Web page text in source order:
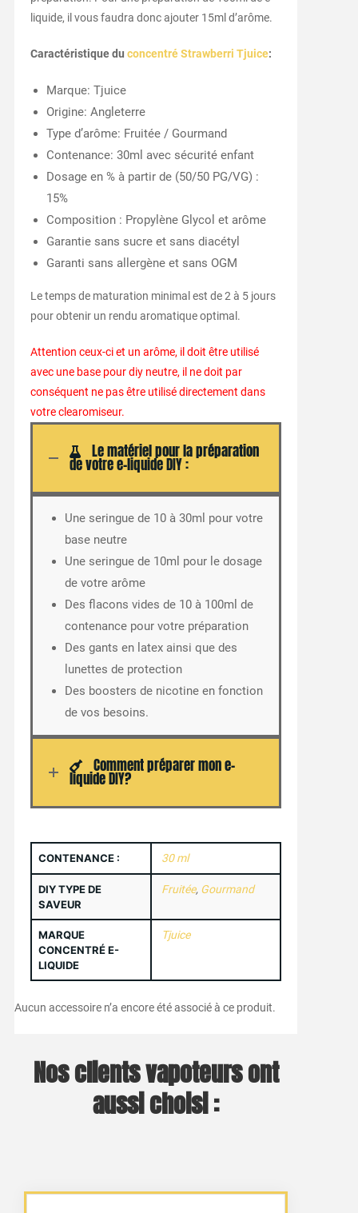
liquide, il vous faudra donc ajouter 15ml d’arôme.
Caractéristique du concentré Strawberri Tjuice:
Marque: Tjuice
Origine: Angleterre
Type d’arôme: Fruitée / Gourmand
Contenance: 30ml avec sécurité enfant
Dosage en % à partir de (50/50 PG/VG) :
15%
Composition : Propylène Glycol et arôme
Garantie sans sucre et sans diacétyl
Garanti sans allergène et sans OGM
Le temps de maturation minimal est de 2 à 5 jours
pour obtenir un rendu aromatique optimal.
Attention ceux-ci et un arôme, il doit être utilisé
avec une base pour diy neutre, il ne doit par
conséquent ne pas être utilisé directement dans
votre clearomiseur.
Le matériel pour la préparation
de votre e-liquide DIY :
Une seringue de 10 à 30ml pour votre
base neutre
Une seringue de 10ml pour le dosage
de votre arôme
Des flacons vides de 10 à 100ml de
contenance pour votre préparation
Des gants en latex ainsi que des
lunettes de protection
Des boosters de nicotine en fonction
de vos besoins.
Comment préparer mon e-
liquide DIY?
CONTENANCE : 30 ml
DIY TYPE DE
SAVEUR
Fruitée, Gourmand
MARQUE
CONCENTRÉ E-
LIQUIDE
Tjuice
Aucun accessoire n’a encore été associé à ce produit.
Nos clients vapoteurs ont
aussi choisi :